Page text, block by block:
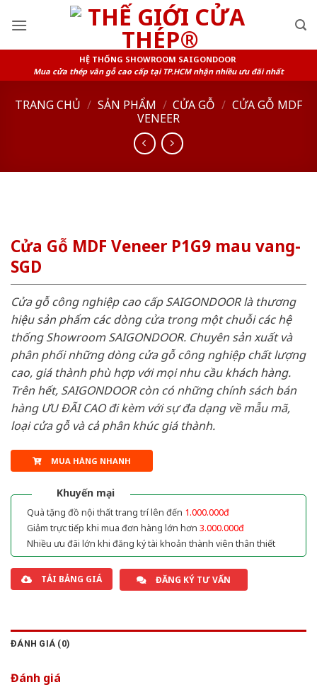
HỆ THỐNG SHOWROOM SAIGONDOOR
Mua cửa thép vân gỗ cao cấp tại TP.HCM nhận nhiều ưu đãi nhất
TRANG CHỦ / SẢN PHẨM / CỬA GỖ / CỬA GỖ MDF
VENEER
Cửa Gỗ MDF Veneer P1G9 mau vang-
SGD
Cửa gỗ công nghiệp cao cấp SAIGONDOOR là thương
hiệu sản phẩm các dòng cửa trong một chuỗi các hệ
thống Showroom SAIGONDOOR. Chuyên sản xuất và
phân phối những dòng cửa gỗ công nghiệp chất lượng
cao, giá thành phù hợp với mọi nhu cầu khách hàng.
Trên hết, SAIGONDOOR còn có những chính sách bán
hàng ƯU ĐÃI CAO đi kèm với sự đa dạng về mẫu mã,
loại cửa gỗ và cả phân khúc giá thành.
MUA HÀNG NHANH
Khuyến mại
Quà tặng đồ nội thất trang trí lên đến 1.000.000đ
Giảm trực tiếp khi mua đơn hàng lớn hơn 3.000.000đ
Nhiều ưu đãi lớn khi đăng ký tài khoản thành viên thân thiết
TẢI BẢNG GIÁ ĐĂNG KÝ TƯ VẤN
ĐÁNH GIÁ (0)
Đánh giá